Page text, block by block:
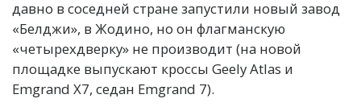
давно в соседней стране запустили новый завод
«Белджи», в Жодино, но он флагманскую
«четырехдверку» не производит (на новой
площадке выпускают кроссы Geely Atlas и
Emgrand X7, седан Emgrand 7).